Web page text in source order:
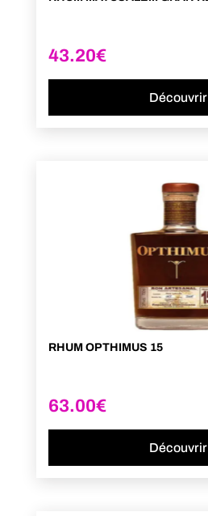
43.20€
Découvrir
RHUM OPTHIMUS 15
63.00€
Découvrir